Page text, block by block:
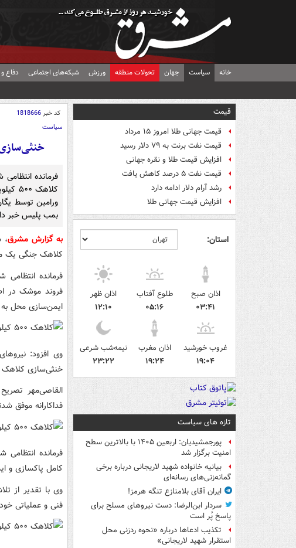
خانه سیاست جهان تحولات منطقه ورزش شبکه‌های اجتماعی دفاع
قیمت
قیمت جهانی طلا امروز ۱۵ مرداد
قیمت نفت برنت به ۷۹ دلار رسید
افزایش قیمت طلا و نقره جهانی
قیمت نفت ۵ درصد کاهش یافت
رشد آرام دلار ادامه دارد
افزایش قیمت جهانی طلا
استان:
اذان صبح
۰۳:۴۱
طلوع آفتاب
۰۵:۱۶
اذان ظهر
۱۲:۱۰
غروب خورشید
۱۹:۰۴
اذان مغرب
۱۹:۲۴
نیمه‌شب شرعی
۲۳:۲۲
تازه های سیاست
پورجمشیدیان: اربعین ۱۴۰۵ با بالاترین سطح
امنیت برگزار شد
بیانیه خانواده شهید لاریجانی درباره برخی
گمانه‌زنی‌های رسانه‌ای
ایران آقای بلامنازع تنگه هرمز!
سردار ابن‌الرضا: دست نیروهای مسلح برای
پاسخ پُر است
تکذیب ادعاها درباره «نحوه ردزنی محل
استقرار شهید لاریجانی»
کد خبر1818666
سیاست
خنثی‌سازی کلاهک ۵۰۰ کیلویی
فرمانده
ورامین توسط
بمب پلیس خبر
به گزارش مشرق،
کلاهک جنگی یک
فرمانده
فروند موشک در
ایمن‌سازی محل
وی افزود:
خنثی‌سازی کلاهک
القاصی‌مهر
فداکارانه موفق شدند کلاهک جنگی
فرمانده
کامل پاکسازی و
وی با تقدیر از
فنی و عملیاتی